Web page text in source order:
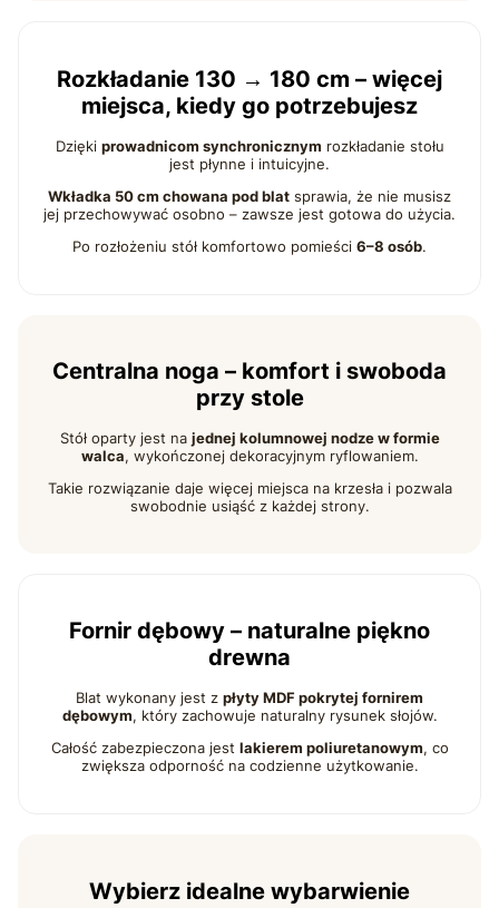
Rozkładanie 130 → 180 cm – więcej
miejsca, kiedy go potrzebujesz
Dzięki prowadnicom synchronicznym rozkładanie stołu
jest płynne i intuicyjne.
Wkładka 50 cm chowana pod blat sprawia, że nie musisz
jej przechowywać osobno – zawsze jest gotowa do użycia.
Po rozłożeniu stół komfortowo pomieści 6–8 osób.
Centralna noga – komfort i swoboda
przy stole
Stół oparty jest na jednej kolumnowej nodze w formie
walca, wykończonej dekoracyjnym ryflowaniem.
Takie rozwiązanie daje więcej miejsca na krzesła i pozwala
swobodnie usiąść z każdej strony.
Fornir dębowy – naturalne piękno
drewna
Blat wykonany jest z płyty MDF pokrytej fornirem
dębowym, który zachowuje naturalny rysunek słojów.
Całość zabezpieczona jest lakierem poliuretanowym, co
zwiększa odporność na codzienne użytkowanie.
Wybierz idealne wybarwienie